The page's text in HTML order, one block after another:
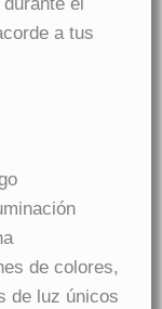
a tus
de colores,
de luz únicos